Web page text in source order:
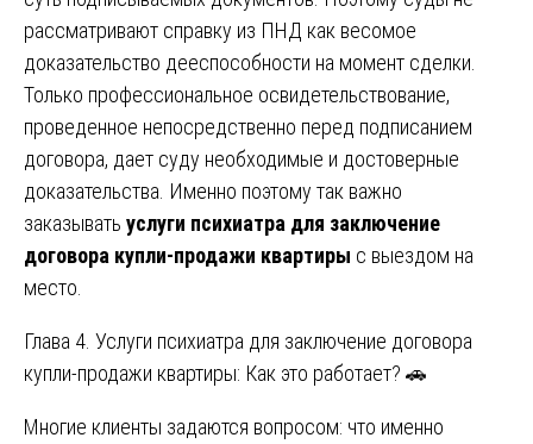
рассматривают справку из ПНД как весомое
доказательство дееспособности на момент сделки.
Только профессиональное освидетельствование,
проведенное непосредственно перед подписанием
договора, дает суду необходимые и достоверные
доказательства. Именно поэтому так важно
заказывать услуги психиатра для заключение
договора купли-продажи квартиры с выездом на
место.
Глава 4. Услуги психиатра для заключение договора
купли-продажи квартиры: Как это работает? 🚗
Многие клиенты задаются вопросом: что именно